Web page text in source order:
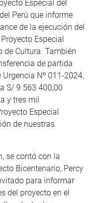
Especial del
Perú que informe
de la ejecución del
Especial
de Cultura. También
de partida
Nº 011-2024,
S/ 9 563 400,00
y tres mil
Especial
de nuestras
se contó con la
Bicentenario, Percy
para informar
del proyecto en el